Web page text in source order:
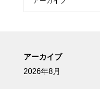
アーカイブ
2026年8月